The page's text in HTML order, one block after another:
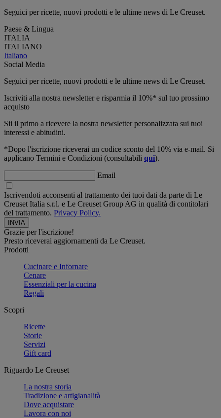
Seguici per ricette, nuovi prodotti e le ultime news di Le Creuset.
Paese & Lingua
ITALIA
ITALIANO
Italiano
Social Media
Seguici per ricette, nuovi prodotti e le ultime news di Le Creuset.
Iscriviti alla nostra newsletter e risparmia il 10%* sul tuo prossimo
acquisto
Sii il primo a ricevere la nostra newsletter personalizzata sui tuoi
interessi e abitudini.
*Dopo l'iscrizione riceverai un codice sconto del 10% via e-mail. Si
applicano Termini e Condizioni (consultabili qui).
Email
Iscrivendoti acconsenti al trattamento dei tuoi dati da parte di Le
Creuset Italia s.r.l. e Le Creuset Group AG in qualità di contitolari
del trattamento. Privacy Policy.
Grazie per l'iscrizione!
Presto riceverai aggiornamenti da Le Creuset.
Prodotti
Cucinare e Infornare
Cenare
Essenziali per la cucina
Regali
Scopri
Ricette
Storie
Servizi
Gift card
Riguardo Le Creuset
La nostra storia
Tradizione e artigianalità
Dove acquistare
Lavora con noi